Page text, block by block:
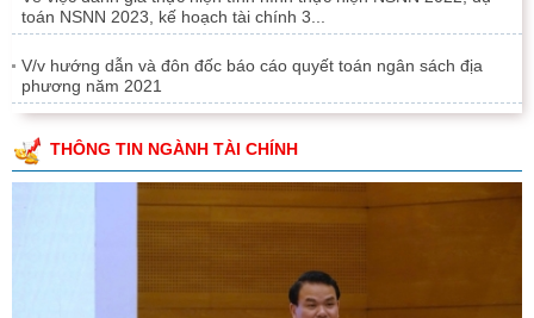
toán NSNN 2023, kế hoạch tài chính 3...
V/v hướng dẫn và đôn đốc báo cáo quyết toán ngân sách địa
phương năm 2021
THÔNG TIN NGÀNH TÀI CHÍNH